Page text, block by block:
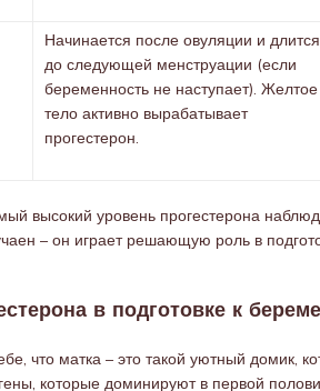
Начинается после овуляции и длится
до следующей менструации (если
беременность не наступает). Желтое
тело активно вырабатывает
прогестерон.
высокий уровень прогестерона
– он играет решающую роль в
в подготовке к
что матка – это такой уютный домик,
которые доминируют в первой